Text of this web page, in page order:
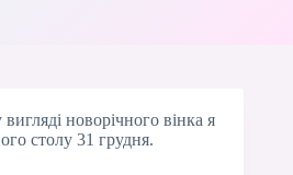
новорічного вінка я
столу 31 грудня.